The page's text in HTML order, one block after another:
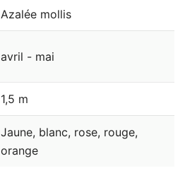
Azalée mollis
avril - mai
1,5 m
Jaune, blanc, rose, rouge,
orange